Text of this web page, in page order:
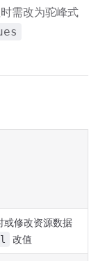
需改为驼峰式
或修改资源数据
改值